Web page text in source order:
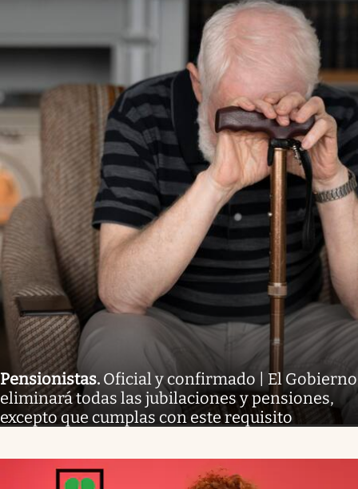
Pensionistas. Oficial y confirmado | El Gobierno
eliminará todas las jubilaciones y pensiones,
excepto que cumplas con este requisito